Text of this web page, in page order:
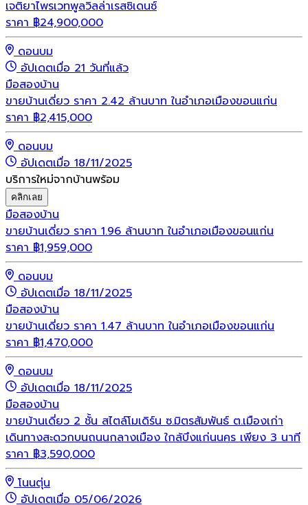
เจติยาไพรเวทพูลวิลล่าเรสซิเดนซ์
ราคา ฿24,900,000
ดอนบม
อัปเดตเมื่อ 21 วันที่แล้ว
มือสองบ้าน
ขายบ้านเดี่ยว ราคา 2.42 ล้านบาท ในอำเภอเมืองขอนแก่น
ราคา ฿2,415,000
ดอนบม
อัปเดตเมื่อ 18/11/2025
บริการใหม่จากบ้านพร้อม
คลิกเลย
มือสองบ้าน
ขายบ้านเดี่ยว ราคา 1.96 ล้านบาท ในอำเภอเมืองขอนแก่น
ราคา ฿1,959,000
ดอนบม
อัปเดตเมื่อ 18/11/2025
มือสองบ้าน
ขายบ้านเดี่ยว ราคา 1.47 ล้านบาท ในอำเภอเมืองขอนแก่น
ราคา ฿1,470,000
ดอนบม
อัปเดตเมื่อ 18/11/2025
มือสองบ้าน
ขายบ้านเดี่ยว 2 ชั้น สไตล์โมเดิร์น ซ.มิตรสัมพันธ์ ต.เมืองเก่า
เดินทางสะดวกบนถนนกลางเมือง ใกล้บึงแก่นนคร เพียง 3 นาที
ราคา ฿3,590,000
โนนตุ่น
อัปเดตเมื่อ 05/06/2026